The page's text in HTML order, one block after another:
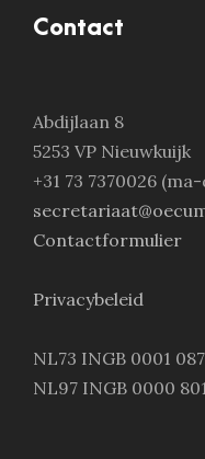
Contact
Abdijlaan 8
5253 VP Nieuwkuijk
+31 73 7370026
Contactformulier
Privacybeleid
NL73 INGB 0001
NL97 INGB 0000